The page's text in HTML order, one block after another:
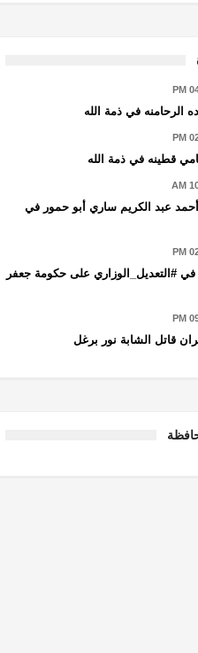
الرحامنه في ذمة الله
قطينه في ذمة الله
عبد الكريم ساري أبو حمور في
في #التعديل_الوزاري على حكومة جعفر
قاتل الشابة نور برغل